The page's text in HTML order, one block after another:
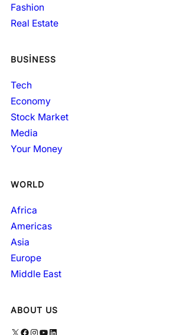
Fashion
Real Estate
BUSINESS
Tech
Economy
Stock Market
Media
Your Money
WORLD
Africa
Americas
Asia
Europe
Middle East
ABOUT US
X Facebook Instagram YouTube LinkedIn